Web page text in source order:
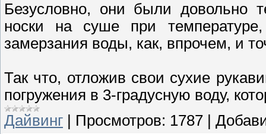
Безусловно, они были довольно
носки на суше при
замерзания воды, как, впрочем, и
Так что, отложив свои сухие
погружения в 3-градусную воду,
Дайвинг
Просмотров: 1787